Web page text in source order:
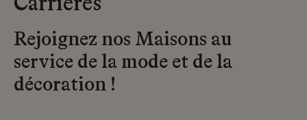
Rejoignez nos Maisons au
service de la mode et de la
décoration !